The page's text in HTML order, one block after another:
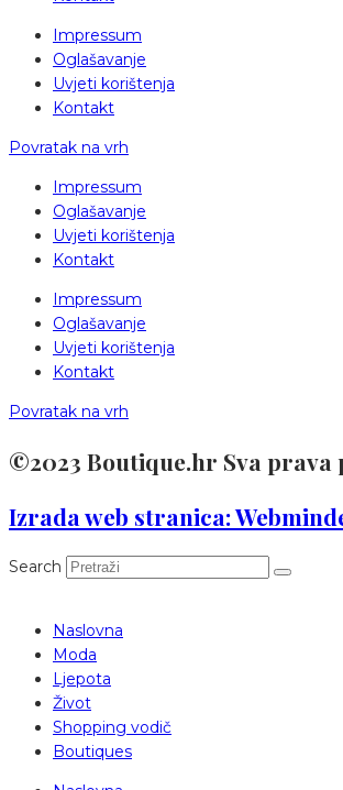
Impressum
Oglašavanje
Uvjeti korištenja
Kontakt
Povratak na vrh
Impressum
Oglašavanje
Uvjeti korištenja
Kontakt
Impressum
Oglašavanje
Uvjeti korištenja
Kontakt
Povratak na vrh
©2023 Boutique.hr Sva prava
Izrada web stranica:
Search
Naslovna
Moda
Ljepota
Život
Shopping vodič
Boutiques